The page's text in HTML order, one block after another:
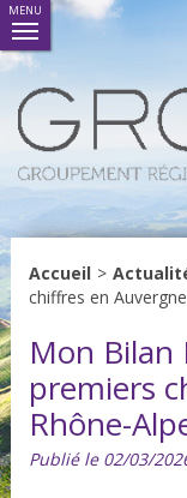
MENU
Accueil >
chiffres en
Mon Bilan
premiers
Rhône-
Publié le 02/03/